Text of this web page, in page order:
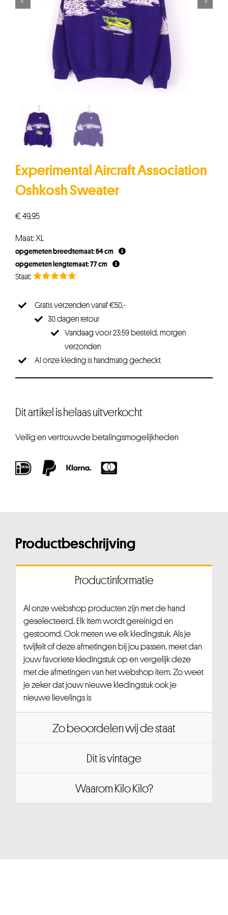
Experimental Aircraft Association
Oshkosh Sweater
€49,95
Maat: XL
opgemeten breedtemaat: 64 cm
opgemeten lengtemaat: 77 cm
Gratis verzenden vanaf €50,-
30 dagen retour
Vandaag voor 23:59 besteld, morgen
verzonden
Al onze kleding is handmatig gecheckt
Dit artikel is helaas uitverkocht
Veilig en vertrouwde betalingsmogelijkheden
Productbeschrijving
Productinformatie
Al onze webshop producten zijn met de hand
geselecteerd. Elk item wordt gereinigd en
gestoomd. Ook meten we elk kledingstuk. Als je
twijfelt of deze afmetingen bij jou passen, meet dan
jouw favoriete kledingstuk op en vergelijk deze
met de afmetingen van het webshop item. Zo weet
je zeker dat jouw nieuwe kledingstuk ook je
nieuwe lievelings is
Zo beoordelen wij de staat
Dit is vintage
Waarom Kilo Kilo?